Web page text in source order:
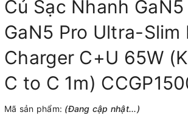
Củ Sạc Nhanh
GaN5 Pro Ultra-Slim
Charger C+U 65W
C to C 1m)
Mã sản phẩm: (Đang cập nhật...)